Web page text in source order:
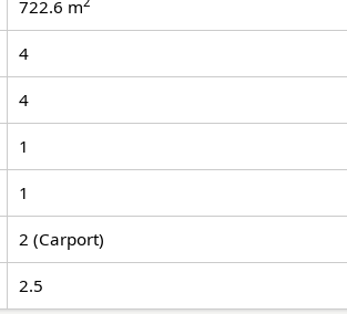
722.6 m
4
4
1
1
2 (Carport)
2.5